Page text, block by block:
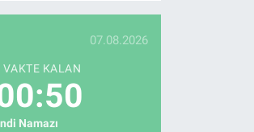
07.08.2026
VAKTE KALAN
Namazı